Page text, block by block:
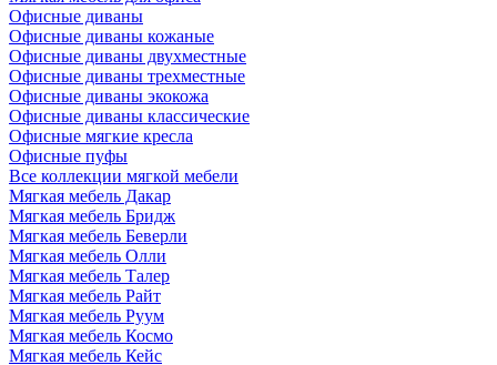
Офисные диваны
Офисные диваны кожаные
Офисные диваны двухместные
Офисные диваны трехместные
Офисные диваны экокожа
Офисные диваны классические
Офисные мягкие кресла
Офисные пуфы
Все коллекции мягкой мебели
Мягкая мебель Дакар
Мягкая мебель Бридж
Мягкая мебель Беверли
Мягкая мебель Олли
Мягкая мебель Талер
Мягкая мебель Райт
Мягкая мебель Руум
Мягкая мебель Космо
Мягкая мебель Кейс